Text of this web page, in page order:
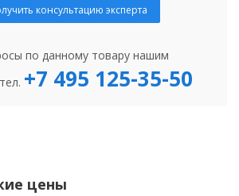
консультацию эксперта
по данному товару нашим
+7 495 125-35-50
цены